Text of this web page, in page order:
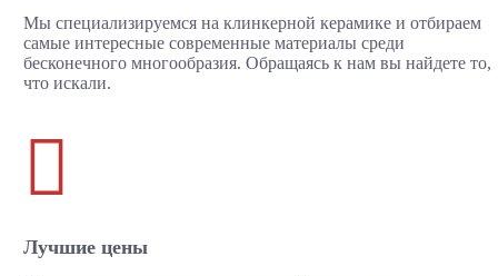
Мы специализируемся на клинкерной керамике и отбираем
самые интересные современные материалы среди
бесконечного многообразия. Обращаясь к нам вы найдете то,
что искали.

Лучшие цены